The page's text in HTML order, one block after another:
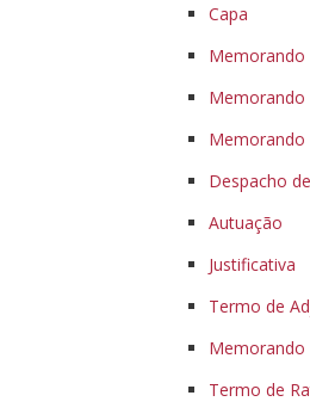
Capa
Memorando
Memorando
Memorando
Despacho
Autuação
Justificativa
Termo de
Memorando
Termo de